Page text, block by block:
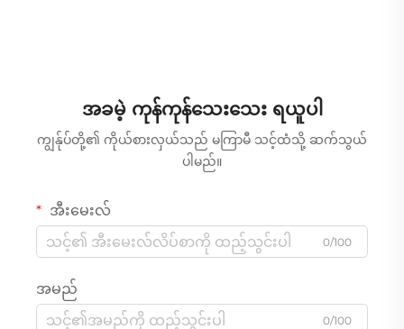
အခမဲ့ ကုန်ကုန်သေးသေး ရယူပါ
ကျွန်ုပ်တို့၏ ကိုယ်စားလှယ်သည် မကြာမီ သင့်ထံသို့ ဆက်သွယ်
ပါမည်။
အီးမေးလ်
0/100
အမည်
0/100